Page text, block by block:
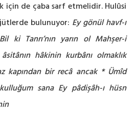
için de çaba sarf etmelidir. Hulûsi
bulunuyor: Ey gönül havf-ı
Bil ki Tanrı’nın yarın ol Mahşer-i
âsitânın hâkinin kurbânı olmaklık
kapından bir recâ ancak * Ümîd
sana Ey pâdişâh-ı hüsn